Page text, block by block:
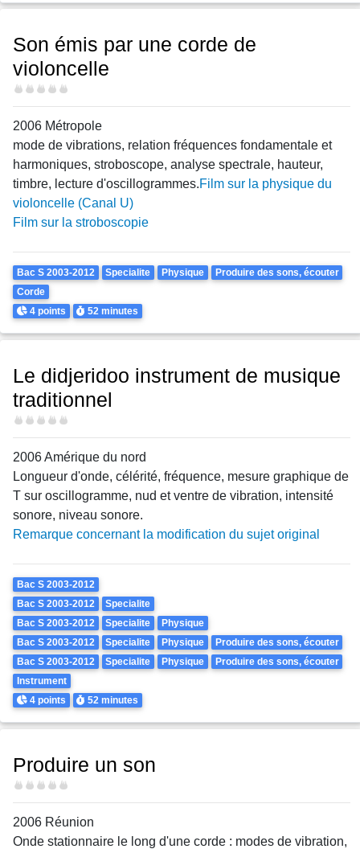
Son émis par une corde de
violoncelle
Difficulté
2006 Métropole
mode de vibrations, relation fréquences fondamentale et
harmoniques, stroboscope, analyse spectrale, hauteur,
timbre, lecture d'oscillogrammes.Film sur la physique du
violoncelle (Canal U)
Film sur la stroboscopie
Theme
Bac S 2003-2012 Specialite Physique
Produire des sons, écouter
Corde
Points
4 points Durée
52 minutes
Le didjeridoo instrument de musique
traditionnel
Difficulté
2006 Amérique du nord
Longueur d'onde, célérité, fréquence, mesure graphique de
T sur oscillogramme, nud et ventre de vibration, intensité
sonore, niveau sonore.
Remarque concernant la modification du sujet original
Theme
Bac S 2003-2012
Bac S 2003-2012
Specialite
Bac S 2003-2012
Specialite
Physique
Bac S 2003-2012
Specialite Physique
Produire des sons, écouter
Bac S 2003-2012
Specialite Physique
Produire des sons, écouter
Instrument
Points
4 points Durée
52 minutes
Produire un son
Difficulté
2006 Réunion
Onde stationnaire le long d'une corde : modes de vibration,